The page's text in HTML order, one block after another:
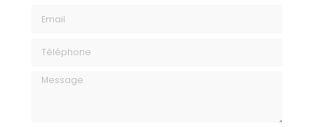
Message